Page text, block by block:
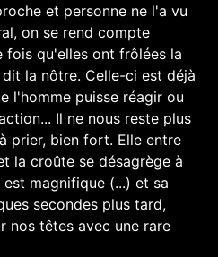
et personne ne l'a vu
on se rend compte
fois qu'elles ont frôlées la
la nôtre. Celle-ci est déjà
l'homme puisse réagir ou
Il ne nous reste plus
prier, bien fort. Elle entre
la croûte se désagrège à
magnifique (...) et sa
secondes plus tard,
nos têtes avec une rare